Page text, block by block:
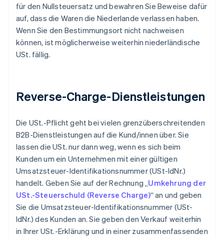
für den Nullsteuersatz und bewahren Sie Beweise dafür
auf, dass die Waren die Niederlande verlassen haben.
Wenn Sie den Bestimmungsort nicht nachweisen
können, ist möglicherweise weiterhin niederländische
USt. fällig.
Reverse-Charge-Dienstleistungen
Die USt.-Pflicht geht bei vielen grenzüberschreitenden
B2B-Dienstleistungen auf die Kund/innen über. Sie
lassen die USt. nur dann weg, wenn es sich beim
Kunden um ein Unternehmen mit einer gültigen
Umsatzsteuer-Identifikationsnummer (USt-IdNr.)
handelt. Geben Sie auf der Rechnung „Umkehrung der
USt.-Steuerschuld (Reverse Charge)“ an und geben
Sie die Umsatzsteuer-Identifikationsnummer (USt-
IdNr.) des Kunden an. Sie geben den Verkauf weiterhin
in Ihrer USt.-Erklärung und in einer zusammenfassenden